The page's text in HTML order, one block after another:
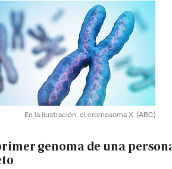
En la ilustración, el cromosoma X. (ABC)
genoma de una